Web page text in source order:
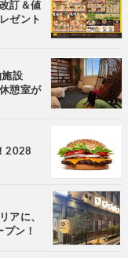
訂＆値
ゼント
施設
憩室が
2028
アに、
ン！